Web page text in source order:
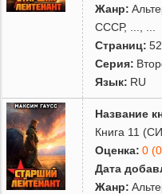
Жанр:
СССР,
Страниц: 52
Серия:
Язык: RU
Название
Книга 11
Оценка: 0
Дата
Жанр: